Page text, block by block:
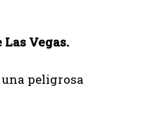
Vegas.
una peligrosa